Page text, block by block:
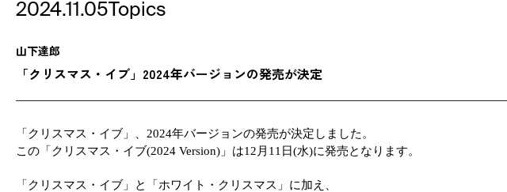
2024.11.05Topics
山下達郎
「クリスマス・イブ」2024年バージョンの発売が決定
「クリスマス・イブ」、2024年バージョンの発売が決定しました。
この「クリスマス・イブ(2024 Version)」は12月11日(水)に発売となります。
「クリスマス・イブ」と「ホワイト・クリスマス」に加え、